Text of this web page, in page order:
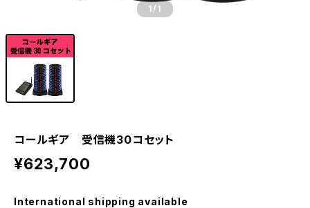
1 /1
コールギア 受信機30コセット
¥623,700
International shipping available